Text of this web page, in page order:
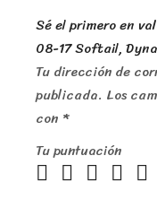
Sé el primero en
08-17 Softail,
Tu dirección de
publicada. Los
con *
Tu puntuación